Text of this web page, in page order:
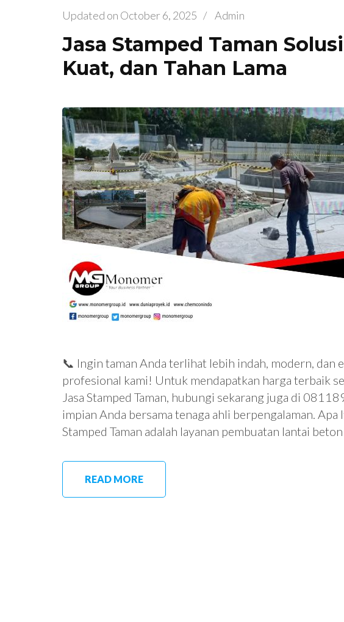
Updated on October 6, 2025 / Admin
Jasa Stamped Taman
Kuat, dan Tahan Lama
📞 Ingin taman Anda terlihat lebih indah, modern, dan
profesional kami! Untuk mendapatkan harga terbaik
Jasa Stamped Taman, hubungi sekarang juga di
impian Anda bersama tenaga ahli berpengalaman. Apa
Stamped Taman adalah layanan pembuatan lantai
READ MORE